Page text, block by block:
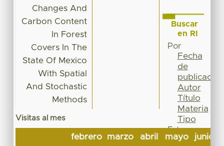
Changes And
Carbon Content
In Forest
Covers In The
State Of Mexico
With Spatial
And Stochastic
Methods
Visitas al mes
febrero
marzo
abril
mayo
junio
Buscar
en RI
Por
Fecha
de
publicación
Autor
Título
Materia
Tipo
Esta
colección